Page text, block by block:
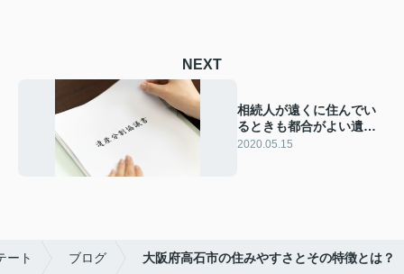
NEXT
相続人が遠くに住んでい
るときも都合がよい遺産
分割協議証明書とは
2020.05.15
ート ブログ 大阪府高石市の住みやすさとその特徴とは？